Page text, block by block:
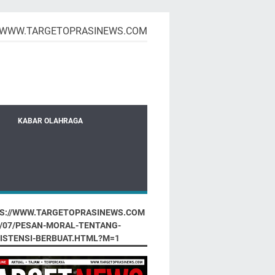
KABAR OLAHRAGA
WWW.TARGETOPRASINEWS.COM
PESAN-MORAL-TENTANG-
BERBUAT.HTML?M=1